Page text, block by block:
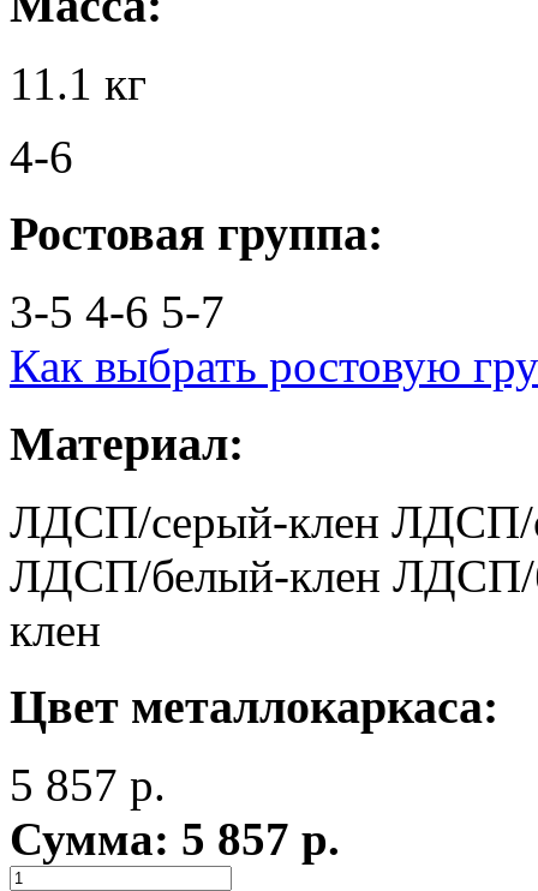
11.1 кг
4-6
Ростовая группа:
3-5 4-6 5-7
Как выбрать ростовую
Материал:
ЛДСП/серый-клен ЛДСП/
ЛДСП/белый-клен ЛДСП/
клен
Цвет металлокаркаса:
5 857 р.
Сумма: 5 857 р.